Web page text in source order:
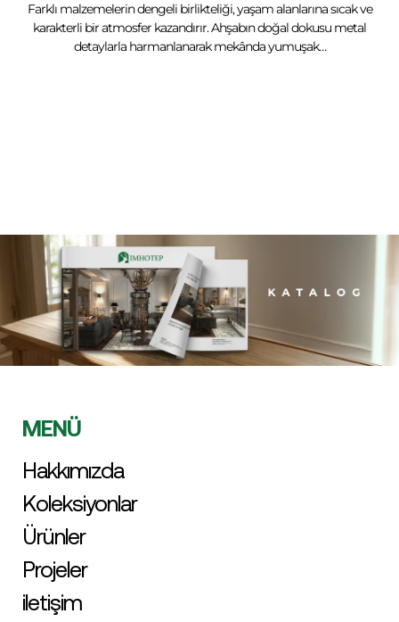
Farklı malzemelerin dengeli birlikteliği, yaşam alanlarına sıcak ve
karakterli bir atmosfer kazandırır. Ahşabın doğal dokusu metal
detaylarla harmanlanarak mekânda yumuşak…
MENÜ
Hakkımızda
Koleksiyonlar
Ürünler
Projeler
iletişim